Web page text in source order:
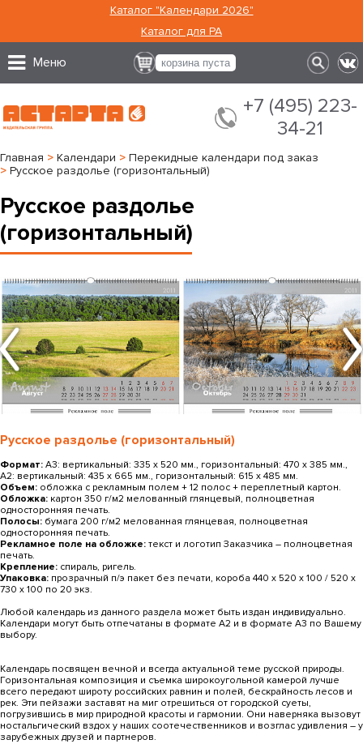
Каталог "Календари 2026"
Каталог для РА
Меню корзина пуста
+7 (495) 223-
34-21
Главная > Календари > Перекидные календари под заказ
> Русское раздолье (горизонтальный)
Русское раздолье
(горизонтальный)
Русское раздолье (горизонтальный)
Формат: А3: вертикальный: 335 х 520 мм., горизонтальный: 470 х 385 мм.,
А2: вертикальный: 435 х 665 мм., горизонтальный: 615 x 485 мм.
Объем: обложка с рекламным полем + 12 полос + переплетный картон.
Обложка: картон 350 г/м2 мелованный глянцевый, полноцветная
односторонняя печать.
Полосы: бумага 200 г/м2 мелованная глянцевая, полноцветная
односторонняя печать.
Рекламное поле на обложке: текст и логотип Заказчика ― полноцветная
печать.
Крепление: спираль, ригель.
Упаковка: прозрачный п/э пакет без печати, короба 440 х 520 х 100 / 520 х
730 х 100 по 20 экз.
Любой календарь из данного раздела может быть издан индивидуально.
Календари могут быть отпечатаны в формате А2 и в формате А3 по Вашему
выбору.
Календарь посвящен вечной и всегда актуальной теме русской природы.
Горизонтальная композиция и съемка широкоугольной камерой лучше
всего передают широту российских равнин и полей, бескрайность лесов и
рек. Эти пейзажи заставят на миг отрешиться от городской суеты,
погрузившись в мир природной красоты и гармонии. Они наверняка вызовут
ностальгический вздох у наших соотечественников и возглас удивления – у
зарубежных друзей и партнеров.